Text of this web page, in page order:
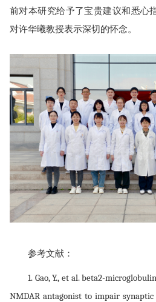
前对本研究给予了宝贵建议和悉心
对许华曦教授表示深切的怀念。
参考文献：
1. Gao, Y., et al. beta2-
NMDAR antagonist to impair synaptic